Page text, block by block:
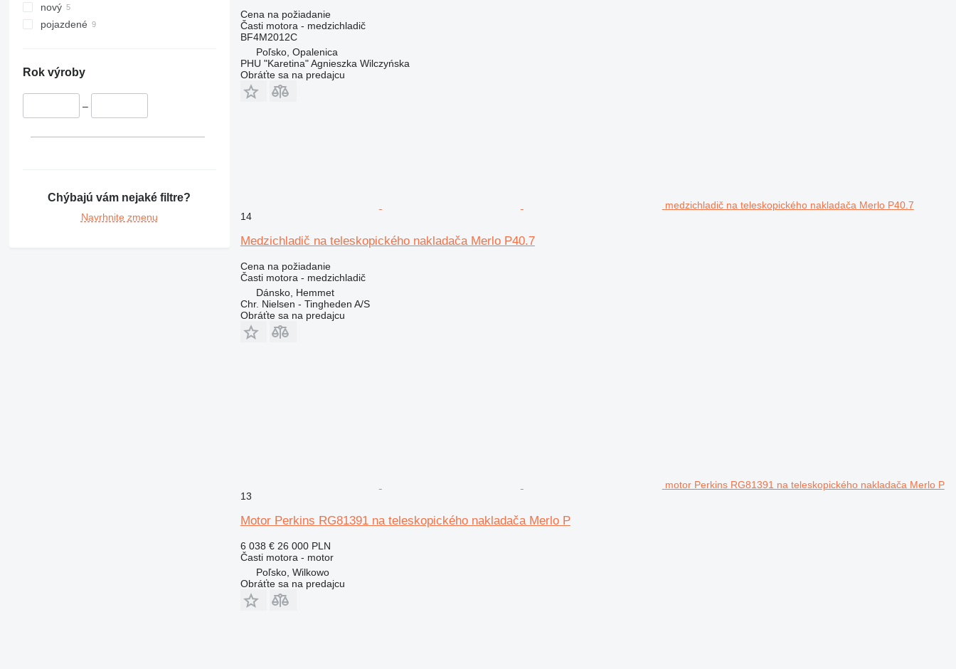
nový
pojazdené
Rok výroby
–
Chýbajú vám nejaké filtre?
Navrhnite zmenu
Cena na požiadanie
Časti motora - medzichladič
BF4M2012C
Poľsko, Opalenica
PHU "Karetina" Agnieszka Wilczyńska
Obráťte sa na predajcu
medzichladič na teleskopického nakladača Merlo P40.7
14
Medzichladič na teleskopického nakladača Merlo P40.7
Cena na požiadanie
Časti motora - medzichladič
Dánsko, Hemmet
Chr. Nielsen - Tingheden A/S
Obráťte sa na predajcu
motor Perkins RG81391 na teleskopického nakladača Merlo P
13
Motor Perkins RG81391 na teleskopického nakladača Merlo P
6 038 € 26 000 PLN
Časti motora - motor
Poľsko, Wilkowo
Obráťte sa na predajcu